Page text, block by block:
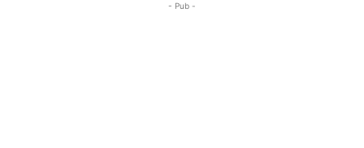
- Pub -